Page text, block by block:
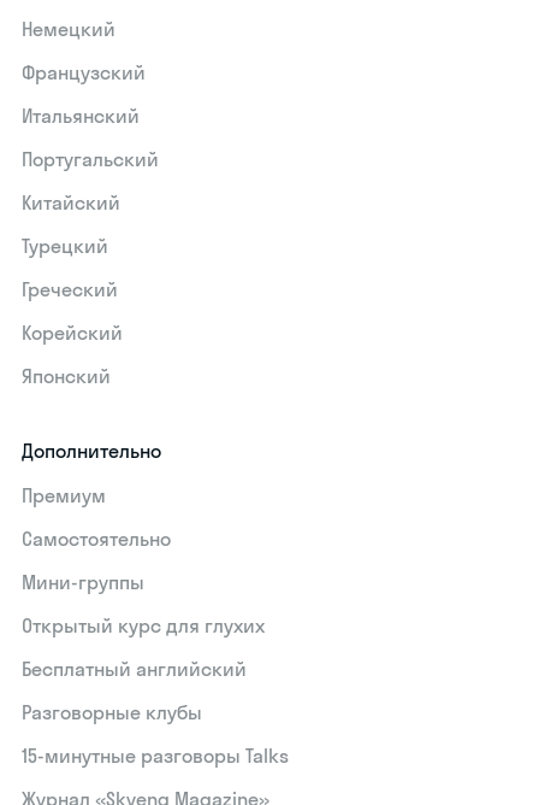
Немецкий
Французский
Итальянский
Португальский
Китайский
Турецкий
Греческий
Корейский
Японский
Дополнительно
Премиум
Самостоятельно
Мини-группы
Открытый курс для глухих
Бесплатный английский
Разговорные клубы
15‑минутные разговоры Talks
Журнал «Skyeng Magazine»